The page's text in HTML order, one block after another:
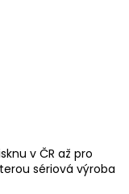
v ČR až pro
sériová výroba